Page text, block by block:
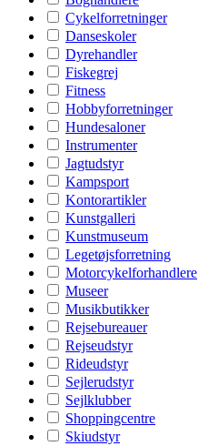
Cykelforretninger
Danseskoler
Dyrehandler
Fiskegrej
Fitness
Hobbyforretninger
Hundesaloner
Instrumenter
Jagtudstyr
Kampsport
Kontorartikler
Kunstgalleri
Kunstmuseum
Legetøjsforretning
Motorcykelforhandlere
Museer
Musikbutikker
Rejsebureauer
Rejseudstyr
Rideudstyr
Sejlerudstyr
Sejlklubber
Shoppingcentre
Skiudstyr